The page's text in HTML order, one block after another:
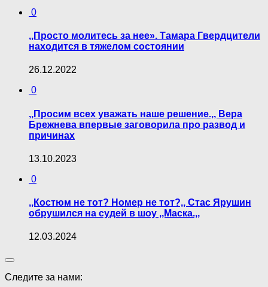
0
,,Просто молитесь за нее». Тамара Гвердцители
находится в тяжелом состоянии
26.12.2022
0
,,Просим всех уважать наше решение.,, Вера
Брежнева впервые заговорила про развод и
причинах
13.10.2023
0
,,Костюм не тот? Номер не тот?,, Стас Ярушин
обрушился на судей в шоу ,,Маска.,,
12.03.2024
Следите за нами: